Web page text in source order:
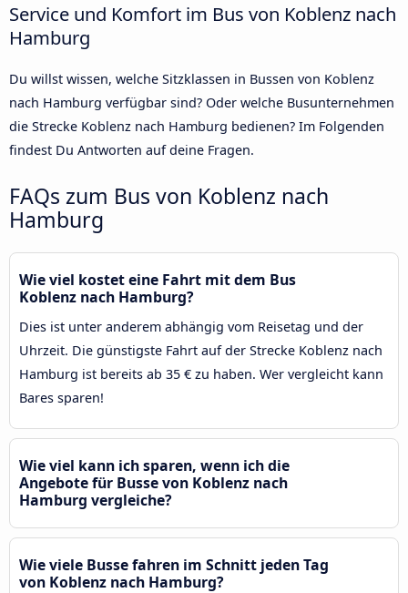
Service und Komfort im Bus von Koblenz nach
Hamburg
Du willst wissen, welche Sitzklassen in Bussen von Koblenz
nach Hamburg verfügbar sind? Oder welche Busunternehmen
die Strecke Koblenz nach Hamburg bedienen? Im Folgenden
findest Du Antworten auf deine Fragen.
FAQs zum Bus von Koblenz nach
Hamburg
Wie viel kostet eine Fahrt mit dem Bus
Koblenz nach Hamburg?
Dies ist unter anderem abhängig vom Reisetag und der
Uhrzeit. Die günstigste Fahrt auf der Strecke Koblenz nach
Hamburg ist bereits ab 35 € zu haben. Wer vergleicht kann
Bares sparen!
Wie viel kann ich sparen, wenn ich die
Angebote für Busse von Koblenz nach
Hamburg vergleiche?
Wie viele Busse fahren im Schnitt jeden Tag
von Koblenz nach Hamburg?